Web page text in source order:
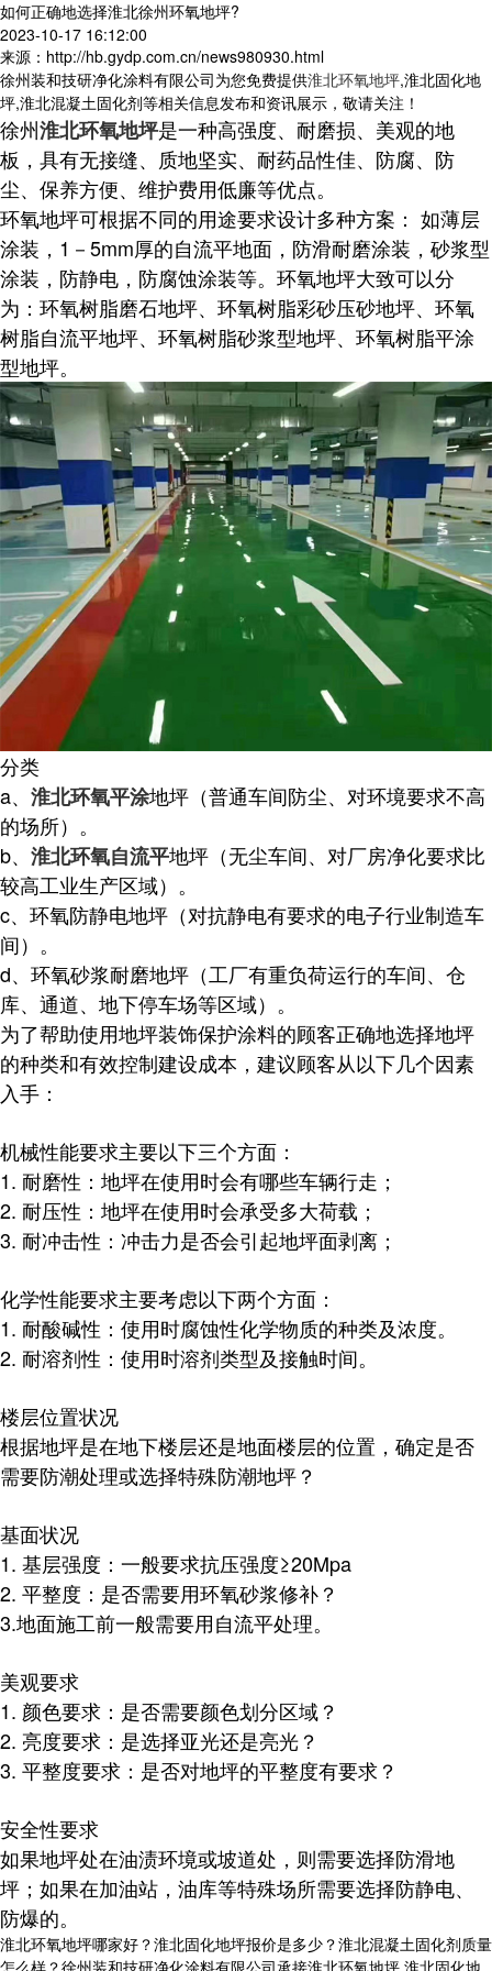
如何正确地选择淮北徐州环氧地坪?
2023-10-17 16:12:00
来源：http://hb.gydp.com.cn/news980930.html
徐州装和技研净化涂料有限公司为您免费提供淮北环氧地坪,淮北固化地
坪,淮北混凝土固化剂等相关信息发布和资讯展示，敬请关注！
徐州淮北环氧地坪是一种高强度、耐磨损、美观的地
板，具有无接缝、质地坚实、耐药品性佳、防腐、防
尘、保养方便、维护费用低廉等优点。
环氧地坪可根据不同的用途要求设计多种方案： 如薄层
涂装，1－5mm厚的自流平地面，防滑耐磨涂装，砂浆型
涂装，防静电，防腐蚀涂装等。环氧地坪大致可以分
为：环氧树脂磨石地坪、环氧树脂彩砂压砂地坪、环氧
树脂自流平地坪、环氧树脂砂浆型地坪、环氧树脂平涂
型地坪。
分类
a、 淮北环氧平涂地坪（普通车间防尘、对环境要求不高
的场所）。
b、 淮北环氧自流平地坪（无尘车间、对厂房净化要求比
较高工业生产区域）。
c、环氧防静电地坪（对抗静电有要求的电子行业制造车
间）。
d、环氧砂浆耐磨地坪（工厂有重负荷运行的车间、仓
库、通道、地下停车场等区域）。
为了帮助使用地坪装饰保护涂料的顾客正确地选择地坪
的种类和有效控制建设成本，建议顾客从以下几个因素
入手：
机械性能要求主要以下三个方面：
1. 耐磨性：地坪在使用时会有哪些车辆行走；
2. 耐压性：地坪在使用时会承受多大荷载；
3. 耐冲击性：冲击力是否会引起地坪面剥离；
化学性能要求主要考虑以下两个方面：
1. 耐酸碱性：使用时腐蚀性化学物质的种类及浓度。
2. 耐溶剂性：使用时溶剂类型及接触时间。
楼层位置状况
根据地坪是在地下楼层还是地面楼层的位置，确定是否
需要防潮处理或选择特殊防潮地坪？
基面状况
1. 基层强度：一般要求抗压强度≥20Mpa
2. 平整度：是否需要用环氧砂浆修补？
3.地面施工前一般需要用自流平处理。
美观要求
1. 颜色要求：是否需要颜色划分区域？
2. 亮度要求：是选择亚光还是亮光？
3. 平整度要求：是否对地坪的平整度有要求？
安全性要求
如果地坪处在油渍环境或坡道处，则需要选择防滑地
坪；如果在加油站，油库等特殊场所需要选择防静电、
防爆的。
淮北环氧地坪哪家好？淮北固化地坪报价是多少？淮北混凝土固化剂质量
怎么样？徐州装和技研净化涂料有限公司承接淮北环氧地坪,淮北固化地